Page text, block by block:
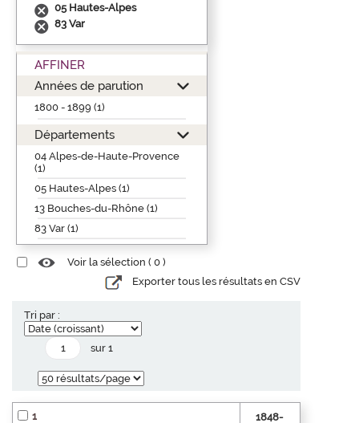
05 Hautes-Alpes
83 Var
AFFINER
Années de parution
1800 - 1899 (1)
Départements
04 Alpes-de-Haute-Provence
(1)
05 Hautes-Alpes (1)
13 Bouches-du-Rhône (1)
83 Var (1)
Voir la sélection ( 0 )
Exporter tous les résultats en CSV
Tri par :
sur 1
1
1848-